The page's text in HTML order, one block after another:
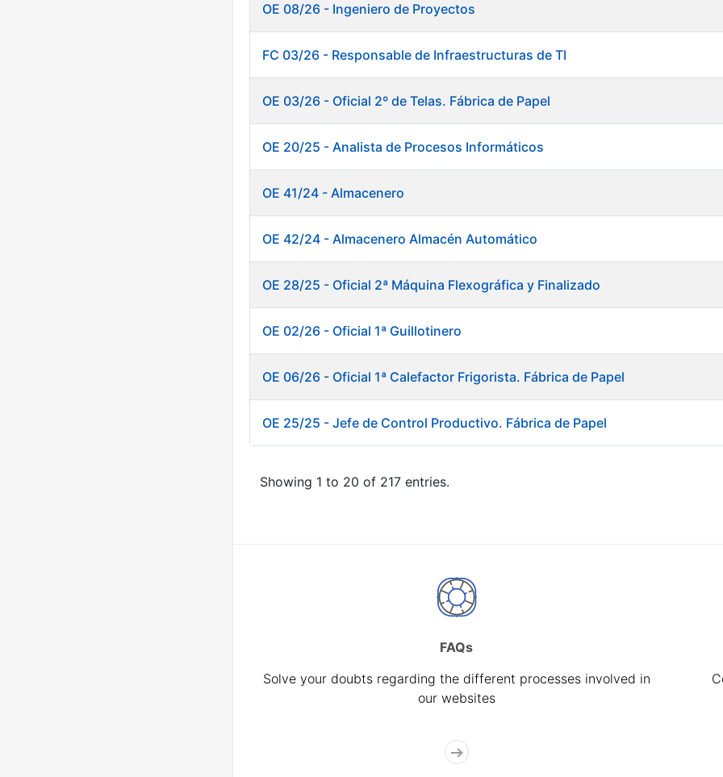
OE 08/26 - Ingeniero de Proyectos
FC 03/26 - Responsable de Infraestructuras de TI
OE 03/26 - Oficial 2º de Telas. Fábrica de Papel
OE 20/25 - Analista de Procesos Informáticos
OE 41/24 - Almacenero
OE 42/24 - Almacenero Almacén Automático
OE 28/25 - Oficial 2ª Máquina Flexográfica y Finalizado
OE 02/26 - Oficial 1ª Guillotinero
OE 06/26 - Oficial 1ª Calefactor Frigorista. Fábrica de Papel
OE 25/25 - Jefe de Control Productivo. Fábrica de Papel
Showing 1 to 20 of 217 entries.
FAQs
Solve your doubts regarding the different processes involved in
our websites